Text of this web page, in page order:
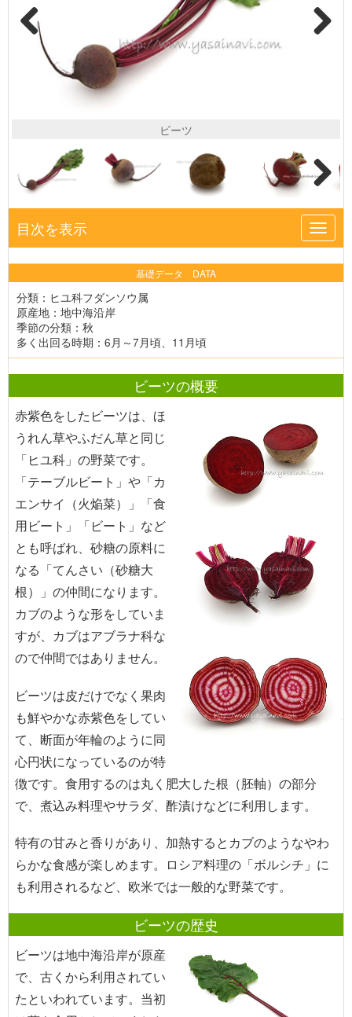
ビーツ
目次を表示
基礎データ DATA
分類：ヒユ科フダンソウ属
原産地：地中海沿岸
季節の分類：秋
多く出回る時期：6月～7月頃、11月頃
ビーツの概要
赤紫色をしたビーツは、ほ
うれん草やふだん草と同じ
「ヒユ科」の野菜です。
「テーブルビート」や「カ
エンサイ（火焔菜）」「食
用ビート」「ビート」など
とも呼ばれ、砂糖の原料に
なる「てんさい（砂糖大
根）」の仲間になります。
カブのような形をしていま
すが、カブはアブラナ科な
ので仲間ではありません。
ビーツは皮だけでなく果肉
も鮮やかな赤紫色をしてい
て、断面が年輪のように同
心円状になっているのが特
徴です。食用するのは丸く肥大した根（胚軸）の部分
で、煮込み料理やサラダ、酢漬けなどに利用します。
特有の甘みと香りがあり、加熱するとカブのようなやわ
らかな食感が楽しめます。ロシア料理の「ボルシチ」に
も利用されるなど、欧米では一般的な野菜です。
ビーツの歴史
ビーツは地中海沿岸が原産
で、古くから利用されてい
たといわれています。当初